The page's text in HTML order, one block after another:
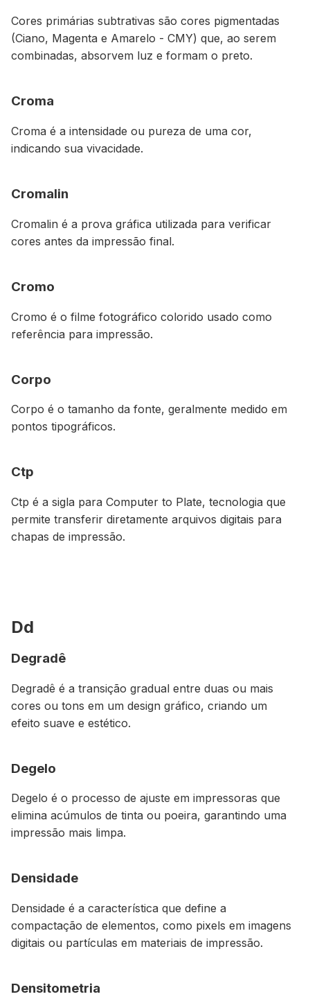
Cores primárias subtrativas são cores pigmentadas
(Ciano, Magenta e Amarelo - CMY) que, ao serem
combinadas, absorvem luz e formam o preto.
Croma
Croma é a intensidade ou pureza de uma cor,
indicando sua vivacidade.
Cromalin
Cromalin é a prova gráfica utilizada para verificar
cores antes da impressão final.
Cromo
Cromo é o filme fotográfico colorido usado como
referência para impressão.
Corpo
Corpo é o tamanho da fonte, geralmente medido em
pontos tipográficos.
Ctp
Ctp é a sigla para Computer to Plate, tecnologia que
permite transferir diretamente arquivos digitais para
chapas de impressão.
Dd
Degradê
Degradê é a transição gradual entre duas ou mais
cores ou tons em um design gráfico, criando um
efeito suave e estético.
Degelo
Degelo é o processo de ajuste em impressoras que
elimina acúmulos de tinta ou poeira, garantindo uma
impressão mais limpa.
Densidade
Densidade é a característica que define a
compactação de elementos, como pixels em imagens
digitais ou partículas em materiais de impressão.
Densitometria